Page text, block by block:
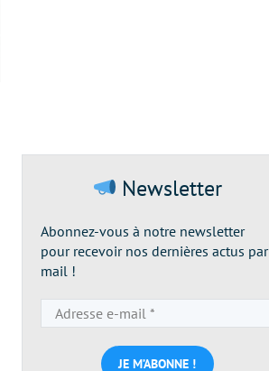
Newsletter
Abonnez-vous à notre newsletter
pour recevoir nos dernières actus par
mail !
e-
mail
*